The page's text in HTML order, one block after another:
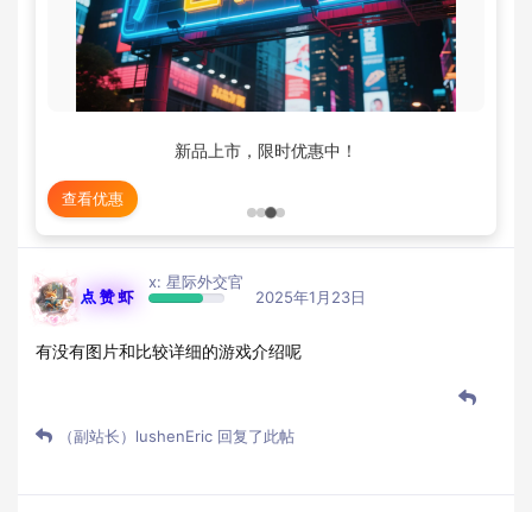
新品上市，限时优惠中！
查看优惠
点赞虾
x: 星际外交官
2025年1月23日
有没有图片和比较详细的游戏介绍呢
（副站长）lushenEric 回复了此帖